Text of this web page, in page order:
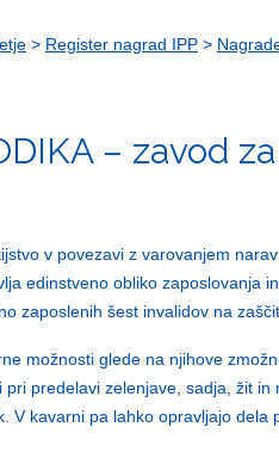
> Register nagrad IPP >
– zavod
v povezavi z varovanjem
edinstveno obliko zaposlovanja
zaposlenih šest invalidov na
možnosti glede na njihove
predelavi zelenjave, sadja, žit
V kavarni pa lahko opravljajo dela